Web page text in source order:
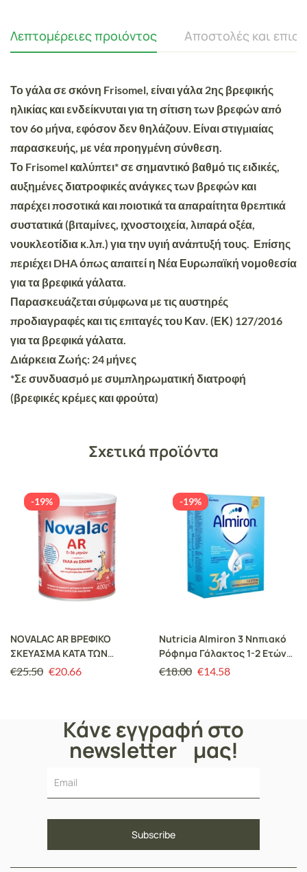
Λεπτομέρειες προιόντος Αποστολές και
Το γάλα σε σκόνη Frisomel, είναι γάλα 2ης βρεφικής
ηλικίας και ενδείκνυται για τη σίτιση των βρεφών από
τον 6ο µήνα, εφόσον δεν θηλάζουν. Είναι στιγµιαίας
παρασκευής, µε νέα προηγµένη σύνθεση.
Το Frisomel καλύπτει* σε σημαντικό βαθμό τις ειδικές,
αυξηµένες διατροφικές ανάγκες των βρεφών και
παρέχει ποσοτικά και ποιοτικά τα απαραίτητα θρεπτικά
συστατικά (βιταµίνες, ιχνοστοιχεία, λιπαρά οξέα,
νουκλεοτίδια κ.λπ.) για την υγιή ανάπτυξή τους. Επίσης
περιέχει DHA όπως απαιτεί η Νέα Ευρωπαϊκή νομοθεσία
για τα βρεφικά γάλατα.
Παρασκευάζεται σύµφωνα µε τις αυστηρές
προδιαγραφές και τις επιταγές του Καν. (ΕΚ) 127/2016
για τα βρεφικά γάλατα.
∆ιάρκεια Ζωής: 24 µήνες
*Σε συνδυασµό µε συµπληρωµατική διατροφή
(βρεφικές κρέµες και φρούτα)
Σχετικά προϊόντα
-19%
NOVALAC AR ΒΡΕΦΙΚΟ
ΣΚΕΥΑΣΜΑ ΚΑΤΑ ΤΩΝ
ΑΝΑΓΩΓΩΝ 400GR
€25.50 €20.66
-19%
Nutricia Almiron 3 Νηπιακό
Ρόφημα Γάλακτος 1-2 Ετών
600gr
€18.00 €14.58
Κάνε εγγραφή στο
newsletter μας!